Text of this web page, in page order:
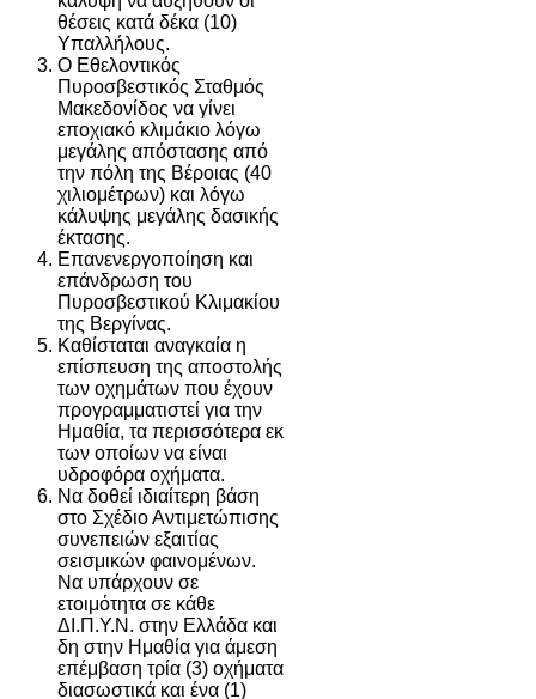
θέσεις κατά δέκα (10)
Υπαλλήλους.
Ο Εθελοντικός
Πυροσβεστικός Σταθμός
Μακεδονίδος να γίνει
εποχιακό κλιμάκιο λόγω
μεγάλης απόστασης από
την πόλη της Βέροιας (40
χιλιομέτρων) και λόγω
κάλυψης μεγάλης δασικής
έκτασης.
Επανενεργοποίηση και
επάνδρωση του
Πυροσβεστικού Κλιμακίου
της Βεργίνας.
Καθίσταται αναγκαία η
επίσπευση της αποστολής
των οχημάτων που έχουν
προγραμματιστεί για την
Ημαθία, τα περισσότερα εκ
των οποίων να είναι
υδροφόρα οχήματα.
Να δοθεί ιδιαίτερη βάση
στο Σχέδιο Αντιμετώπισης
συνεπειών εξαιτίας
σεισμικών φαινομένων.
Να υπάρχουν σε
ετοιμότητα σε κάθε
ΔΙ.Π.Υ.Ν. στην Ελλάδα και
δη στην Ημαθία για άμεση
επέμβαση τρία (3) οχήματα
διασωστικά και ένα (1)